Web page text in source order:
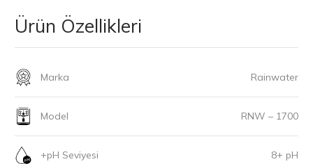
Ürün Özellikleri
Marka Rainwater
Model RNW – 1700
+pH Seviyesi 8+ pH